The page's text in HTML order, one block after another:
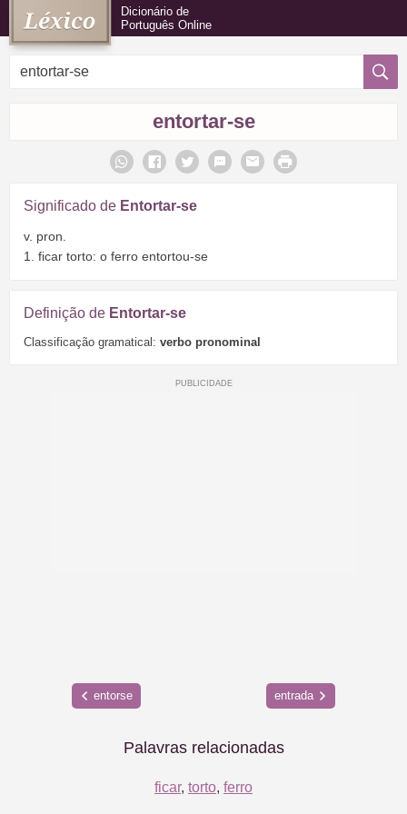
Dicionário de
Português Online
entortar-se
Significado de Entortar-se
v. pron.
1. ficar torto: o ferro entortou-se
Definição de Entortar-se
Classificação gramatical: verbo pronominal
entorse entrada
Palavras relacionadas
ficar, torto, ferro